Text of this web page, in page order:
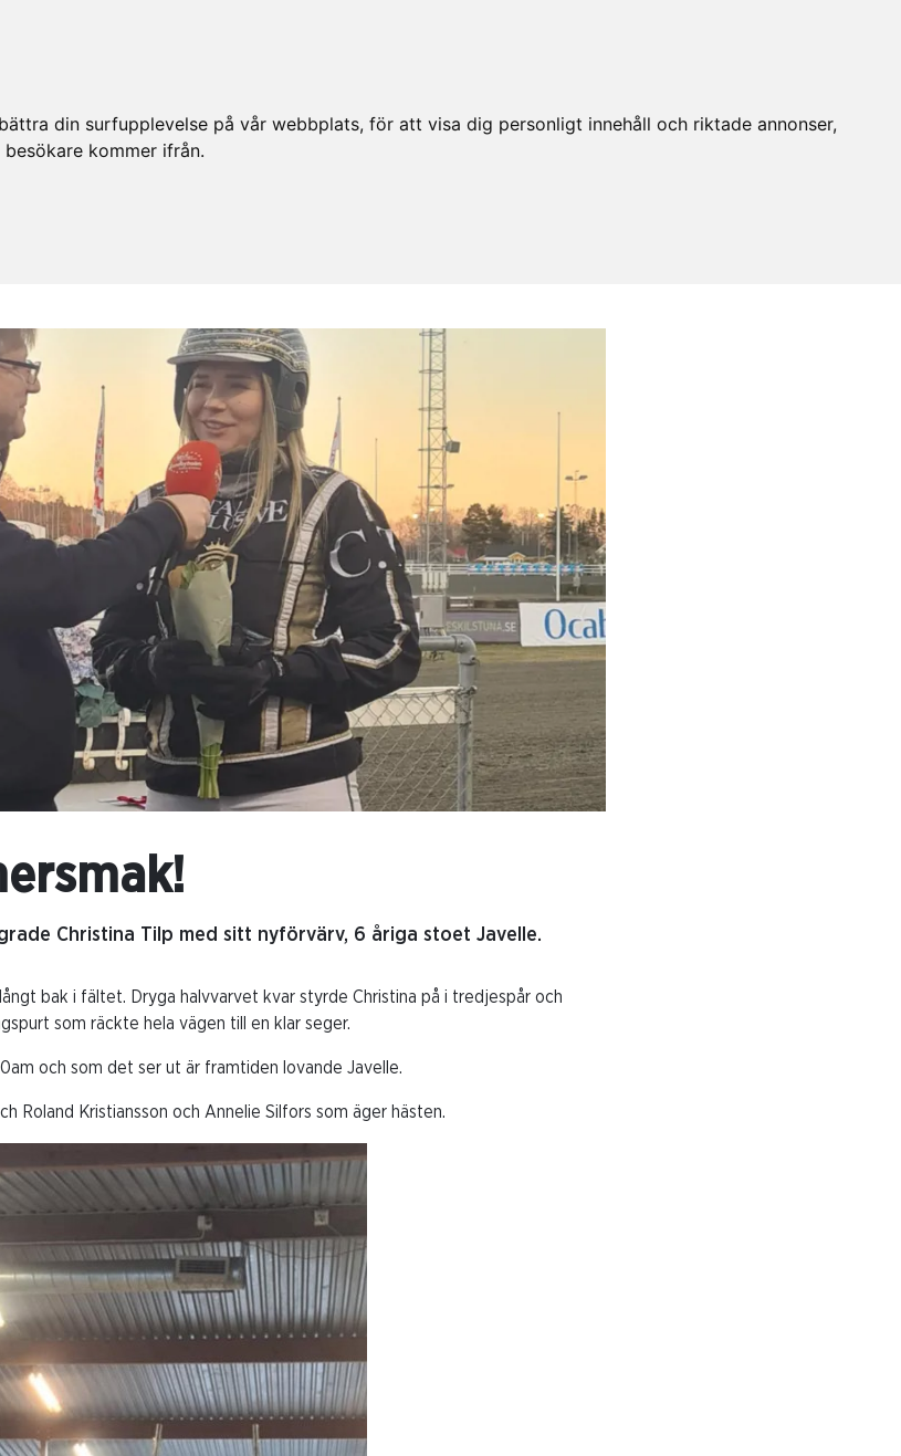
din surfupplevelse på vår webbplats, för att visa dig personligt innehåll och riktade annonser,
kommer ifrån.
Christina Tilp med sitt nyförvärv, 6 åriga stoet Javelle.
bak i fältet. Dryga halvvarvet kvar styrde Christina på i tredjespår och
som räckte hela vägen till en klar seger.
och som det ser ut är framtiden lovande Javelle.
Roland Kristiansson och Annelie Silfors som äger hästen.